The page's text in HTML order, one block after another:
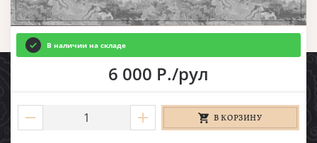
В наличии на складе
6 000 Р./рул
В КОРЗИНУ